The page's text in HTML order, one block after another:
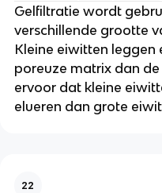
Gelfiltratie wordt
verschillende grootte
Kleine eiwitten leggen
poreuze matrix dan
ervoor dat kleine
elueren dan grote
22